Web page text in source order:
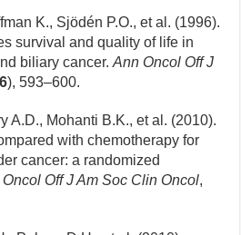
K., Sjödén P.O., et al. (1996).
survival and quality of life in
biliary cancer.Ann Oncol Off J
6), 593–600.
Mohanti B.K., et al. (2010).
with chemotherapy for
cancer: a randomized
Off J Am Soc Clin Oncol,